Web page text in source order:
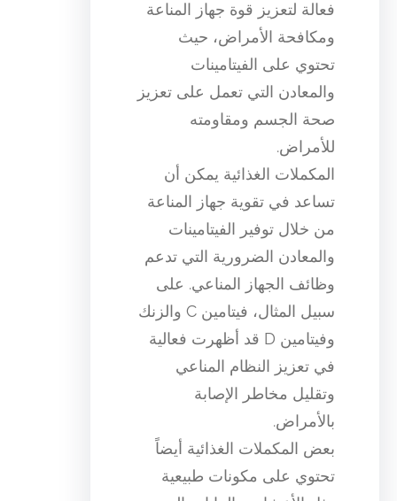
فعالة لتعزيز قوة جهاز المناعة
ومكافحة الأمراض، حيث
تحتوي على الفيتامينات
والمعادن التي تعمل على تعزيز
صحة الجسم ومقاومته
للأمراض.
المكملات الغذائية يمكن أن
تساعد في تقوية جهاز المناعة
من خلال توفير الفيتامينات
والمعادن الضرورية التي تدعم
وظائف الجهاز المناعي. على
سبيل المثال، فيتامين C والزنك
وفيتامين D قد أظهرت فعالية
في تعزيز النظام المناعي
وتقليل مخاطر الإصابة
بالأمراض.
بعض المكملات الغذائية أيضاً
تحتوي على مكونات طبيعية